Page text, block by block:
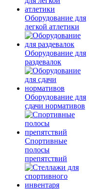
Оборудование для
легкой атлетики
Оборудование для
раздевалок
Оборудование для
сдачи нормативов
Спортивные
полосы
препятствий